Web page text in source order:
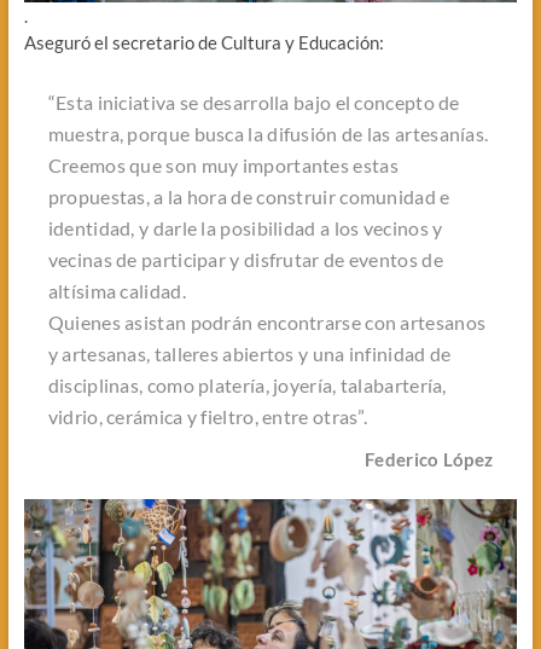
Aseguró el secretario de Cultura y Educación:
“Esta iniciativa se desarrolla bajo el concepto de
muestra, porque busca la difusión de las artesanías.
Creemos que son muy importantes estas
propuestas, a la hora de construir comunidad e
identidad, y darle la posibilidad a los vecinos y
vecinas de participar y disfrutar de eventos de
altísima calidad.
Quienes asistan podrán encontrarse con artesanos
y artesanas, talleres abiertos y una infinidad de
disciplinas, como platería, joyería, talabartería,
vidrio, cerámica y fieltro, entre otras”.
Federico López